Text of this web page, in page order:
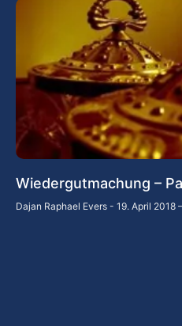
Wiedergutmachung –
Dajan Raphael Evers 19. April 2018